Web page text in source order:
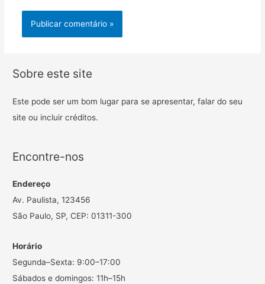
Sobre este site
Este pode ser um bom lugar para se apresentar, falar do seu
site ou incluir créditos.
Encontre-nos
Endereço
Av. Paulista, 123456
São Paulo, SP, CEP: 01311-300
Horário
Segunda–Sexta: 9:00–17:00
Sábados e domingos: 11h–15h